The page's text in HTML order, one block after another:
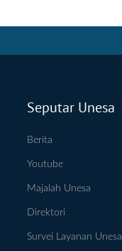
Seputar Unesa
Berita
Youtube
Majalah Unesa
Direktori
Survei Layanan Unesa